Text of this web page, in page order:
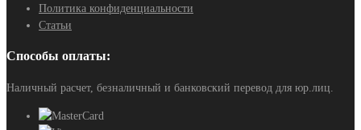
Политика конфиденциальности
Статьи
Способы оплаты:
Наличный расчет, безналичный и банковский перевод для юр.лиц.